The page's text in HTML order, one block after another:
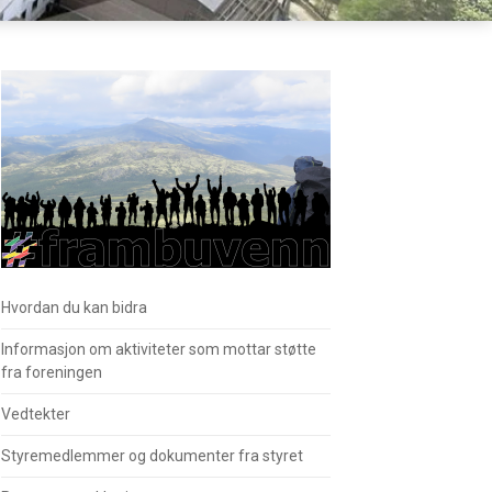
Hvordan du kan bidra
Informasjon om aktiviteter som mottar støtte
fra foreningen
Vedtekter
Styremedlemmer og dokumenter fra styret